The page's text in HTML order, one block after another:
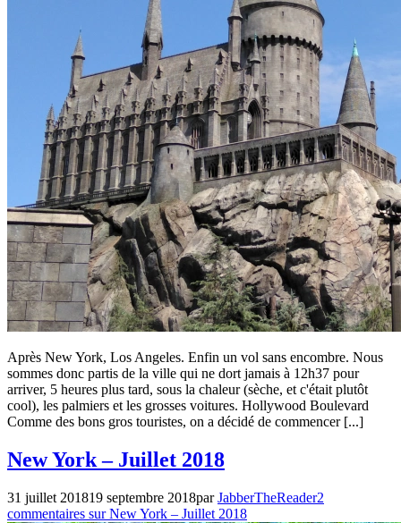
Après New York, Los Angeles. Enfin un vol sans encombre. Nous
sommes donc partis de la ville qui ne dort jamais à 12h37 pour
arriver, 5 heures plus tard, sous la chaleur (sèche, et c'était plutôt
cool), les palmiers et les grosses voitures. Hollywood Boulevard
Comme des bons gros touristes, on a décidé de commencer [...]
Non
classé,
New York – Juillet 2018
31 juillet 201819 septembre 2018parJabberTheReader2
commentaires sur New York – Juillet 2018